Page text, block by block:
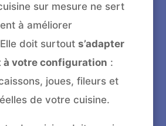
sur mesure ne sert
à améliorer
Elle doit surtouts’adapter
à votre configuration :
joues, fileurs et
de votre cuisine.